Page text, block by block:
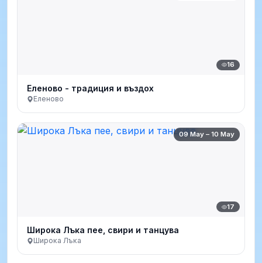
16
Еленово - традиция и въздох
Еленово
09 May – 10 May
17
Широка Лъка пее, свири и танцува
Широка Лъка